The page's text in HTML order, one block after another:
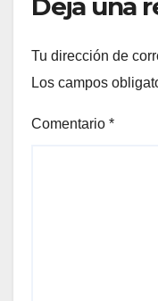
Deja una
Tu dirección de
Los campos
Comentario *